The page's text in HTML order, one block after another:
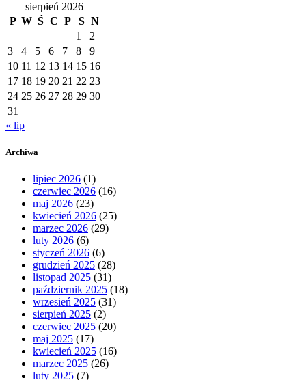
sierpień 2026
P W Ś C P S N
1
2
3
4 5 6 7 8
9
10 11 12 13 14 15 16
17 18 19 20 21 22 23
24 25 26 27 28 29 30
31
« lip
Archiwa
lipiec 2026 (1)
czerwiec 2026 (16)
maj 2026 (23)
kwiecień 2026 (25)
marzec 2026 (29)
luty 2026 (6)
styczeń 2026 (6)
grudzień 2025 (28)
listopad 2025 (31)
październik 2025 (18)
wrzesień 2025 (31)
sierpień 2025 (2)
czerwiec 2025 (20)
maj 2025 (17)
kwiecień 2025 (16)
marzec 2025 (26)
luty 2025 (7)